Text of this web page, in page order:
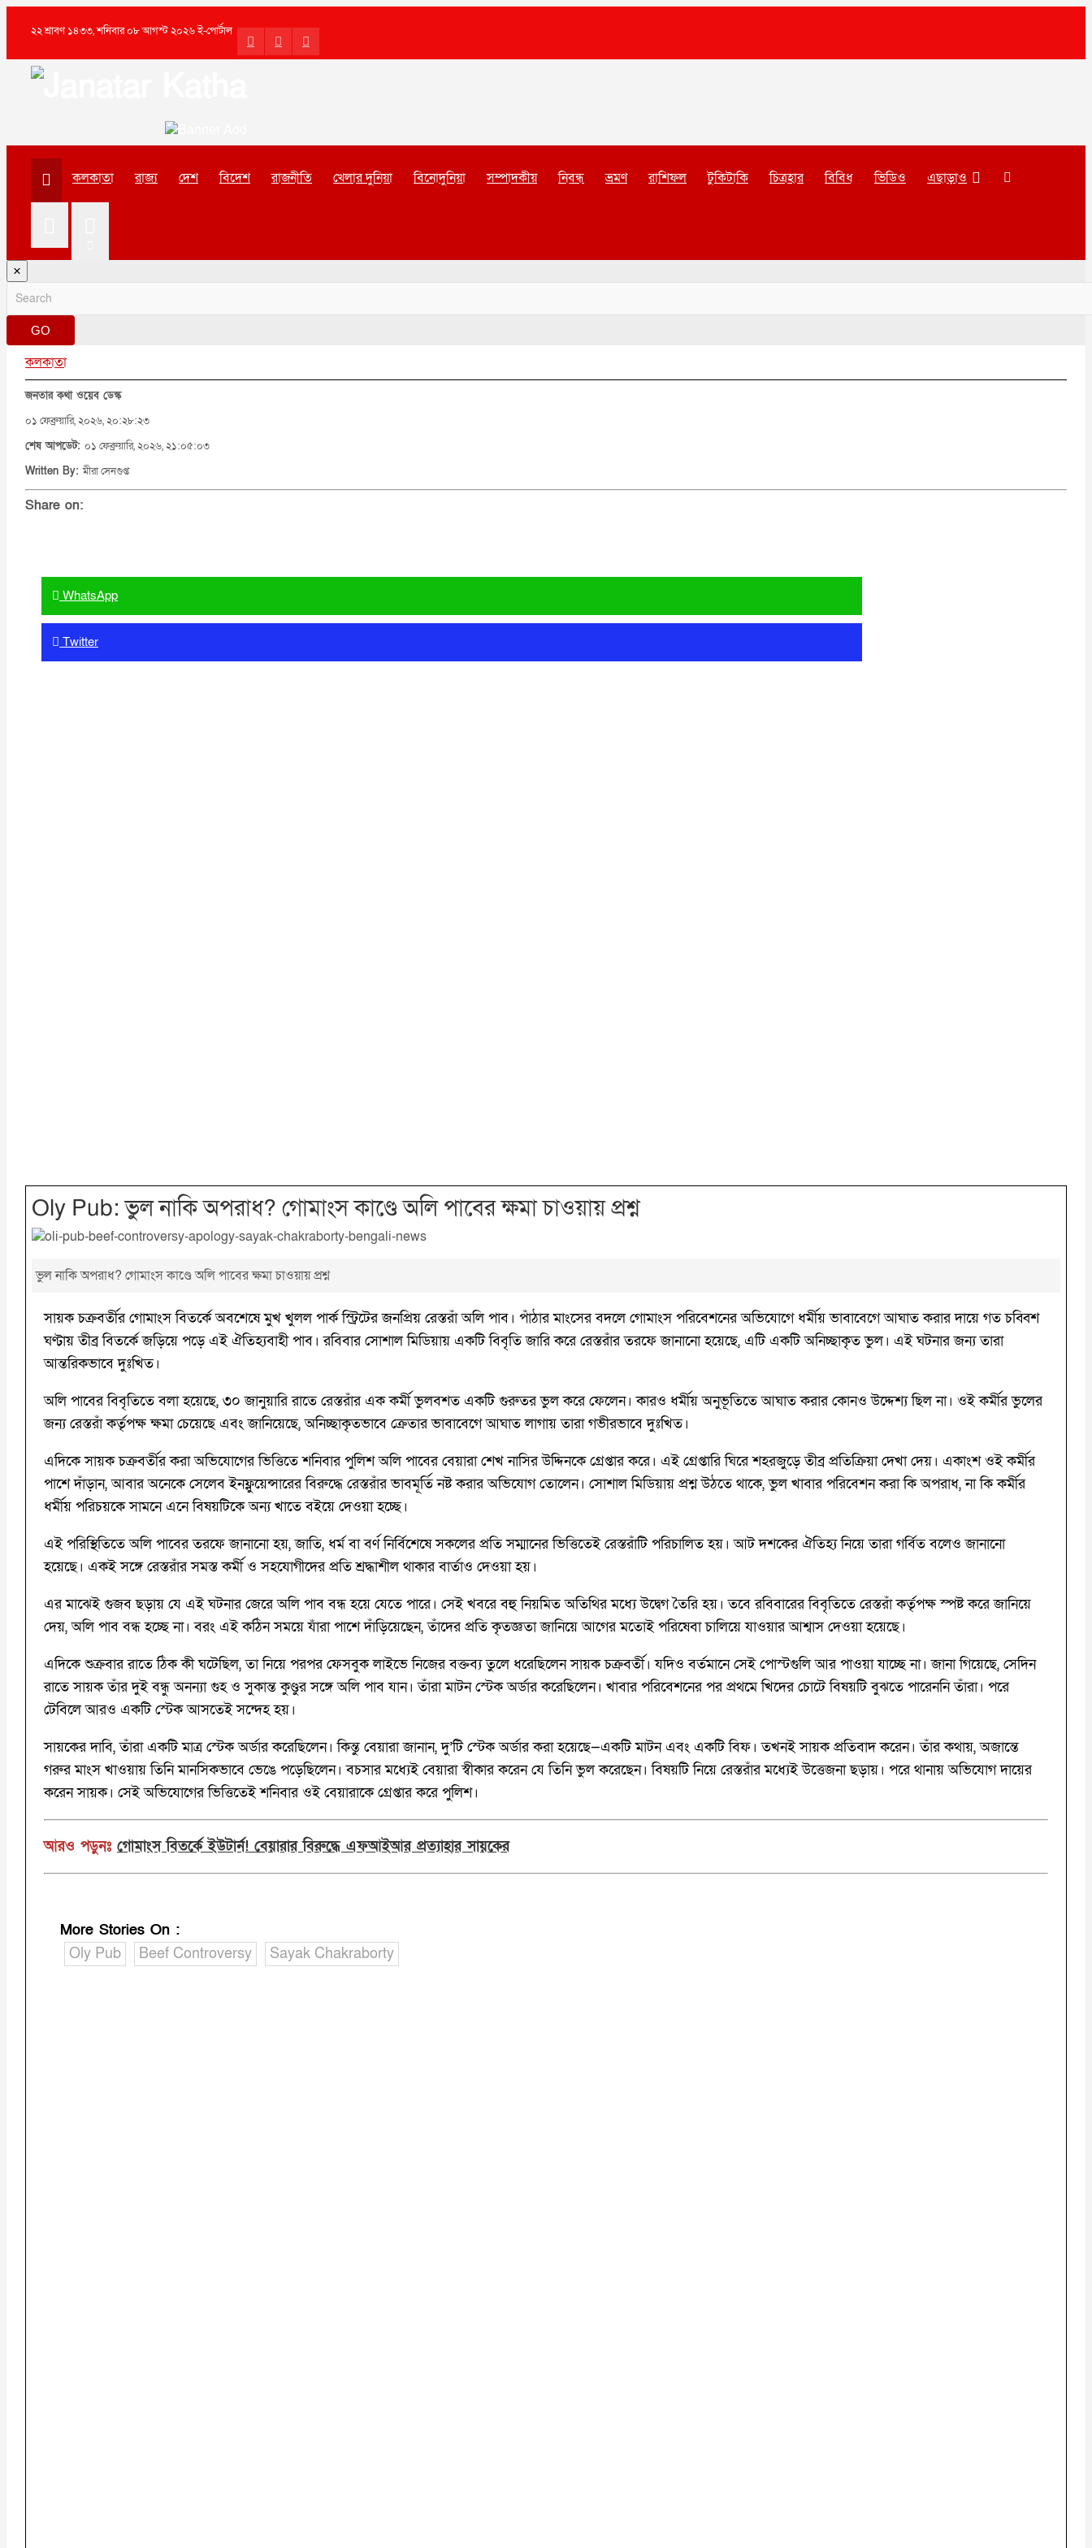
২২ শ্রাবণ ১৪৩৩, শনিবার ০৮ আগস্ট ২০২৬ ই-পোর্টাল
কলকাতা রাজ্য দেশ বিদেশ রাজনীতি খেলার দুনিয়া বিনোদুনিয়া সম্পাদকীয় নিবন্ধ ভ্রমণ রাশিফল টুকিটাকি চিত্রহার বিবিধ ভিডিও এছাড়াও
×
GO
কলকাতা
জনতার কথা ওয়েব ডেস্ক
০১ ফেব্রুয়ারি, ২০২৬, ২০:২৮:২৩
শেষ আপডেট: ০১ ফেব্রুয়ারি, ২০২৬, ২১:০৫:০৩
Written By:মীরা সেনগুপ্ত
Share on:
WhatsApp
Twitter
Oly Pub: ভুল নাকি অপরাধ? গোমাংস কাণ্ডে অলি পাবের ক্ষমা চাওয়ায় প্রশ্ন
ভুল নাকি অপরাধ? গোমাংস কাণ্ডে অলি পাবের ক্ষমা চাওয়ায় প্রশ্ন
সায়ক চক্রবর্তীর গোমাংস বিতর্কে অবশেষে মুখ খুলল পার্ক স্ট্রিটের জনপ্রিয় রেস্তরাঁ অলি পাব। পাঁঠার মাংসের বদলে গোমাংস পরিবেশনের অভিযোগে ধর্মীয় ভাবাবেগে আঘাত করার দায়ে গত চব্বিশ
ঘণ্টায় তীব্র বিতর্কে জড়িয়ে পড়ে এই ঐতিহ্যবাহী পাব। রবিবার সোশাল মিডিয়ায় একটি বিবৃতি জারি করে রেস্তরাঁর তরফে জানানো হয়েছে, এটি একটি অনিচ্ছাকৃত ভুল। এই ঘটনার জন্য তারা
আন্তরিকভাবে দুঃখিত।
অলি পাবের বিবৃতিতে বলা হয়েছে, ৩০ জানুয়ারি রাতে রেস্তরাঁর এক কর্মী ভুলবশত একটি গুরুতর ভুল করে ফেলেন। কারও ধর্মীয় অনুভূতিতে আঘাত করার কোনও উদ্দেশ্য ছিল না। ওই কর্মীর ভুলের
জন্য রেস্তরাঁ কর্তৃপক্ষ ক্ষমা চেয়েছে এবং জানিয়েছে, অনিচ্ছাকৃতভাবে ক্রেতার ভাবাবেগে আঘাত লাগায় তারা গভীরভাবে দুঃখিত।
এদিকে সায়ক চক্রবর্তীর করা অভিযোগের ভিত্তিতে শনিবার পুলিশ অলি পাবের বেয়ারা শেখ নাসির উদ্দিনকে গ্রেপ্তার করে। এই গ্রেপ্তারি ঘিরে শহরজুড়ে তীব্র প্রতিক্রিয়া দেখা দেয়। একাংশ ওই কর্মীর
পাশে দাঁড়ান, আবার অনেকে সেলেব ইনফ্লুয়েন্সারের বিরুদ্ধে রেস্তরাঁর ভাবমূর্তি নষ্ট করার অভিযোগ তোলেন। সোশাল মিডিয়ায় প্রশ্ন উঠতে থাকে, ভুল খাবার পরিবেশন করা কি অপরাধ, না কি কর্মীর
ধর্মীয় পরিচয়কে সামনে এনে বিষয়টিকে অন্য খাতে বইয়ে দেওয়া হচ্ছে।
এই পরিস্থিতিতে অলি পাবের তরফে জানানো হয়, জাতি, ধর্ম বা বর্ণ নির্বিশেষে সকলের প্রতি সম্মানের ভিত্তিতেই রেস্তরাঁটি পরিচালিত হয়। আট দশকের ঐতিহ্য নিয়ে তারা গর্বিত বলেও জানানো
হয়েছে। একই সঙ্গে রেস্তরাঁর সমস্ত কর্মী ও সহযোগীদের প্রতি শ্রদ্ধাশীল থাকার বার্তাও দেওয়া হয়।
এর মাঝেই গুজব ছড়ায় যে এই ঘটনার জেরে অলি পাব বন্ধ হয়ে যেতে পারে। সেই খবরে বহু নিয়মিত অতিথির মধ্যে উদ্বেগ তৈরি হয়। তবে রবিবারের বিবৃতিতে রেস্তরাঁ কর্তৃপক্ষ স্পষ্ট করে জানিয়ে
দেয়, অলি পাব বন্ধ হচ্ছে না। বরং এই কঠিন সময়ে যাঁরা পাশে দাঁড়িয়েছেন, তাঁদের প্রতি কৃতজ্ঞতা জানিয়ে আগের মতোই পরিষেবা চালিয়ে যাওয়ার আশ্বাস দেওয়া হয়েছে।
এদিকে শুক্রবার রাতে ঠিক কী ঘটেছিল, তা নিয়ে পরপর ফেসবুক লাইভে নিজের বক্তব্য তুলে ধরেছিলেন সায়ক চক্রবর্তী। যদিও বর্তমানে সেই পোস্টগুলি আর পাওয়া যাচ্ছে না। জানা গিয়েছে, সেদিন
রাতে সায়ক তাঁর দুই বন্ধু অনন্যা গুহ ও সুকান্ত কুণ্ডুর সঙ্গে অলি পাব যান। তাঁরা মাটন স্টেক অর্ডার করেছিলেন। খাবার পরিবেশনের পর প্রথমে খিদের চোটে বিষয়টি বুঝতে পারেননি তাঁরা। পরে
টেবিলে আরও একটি স্টেক আসতেই সন্দেহ হয়।
সায়কের দাবি, তাঁরা একটি মাত্র স্টেক অর্ডার করেছিলেন। কিন্তু বেয়ারা জানান, দু’টি স্টেক অর্ডার করা হয়েছে—একটি মাটন এবং একটি বিফ। তখনই সায়ক প্রতিবাদ করেন। তাঁর কথায়, অজান্তে
গরুর মাংস খাওয়ায় তিনি মানসিকভাবে ভেঙে পড়েছিলেন। বচসার মধ্যেই বেয়ারা স্বীকার করেন যে তিনি ভুল করেছেন। বিষয়টি নিয়ে রেস্তরাঁর মধ্যেই উত্তেজনা ছড়ায়। পরে থানায় অভিযোগ দায়ের
করেন সায়ক। সেই অভিযোগের ভিত্তিতেই শনিবার ওই বেয়ারাকে গ্রেপ্তার করে পুলিশ।
আরও পড়ুনঃ গোমাংস বিতর্কে ইউটার্ন! বেয়ারার বিরুদ্ধে এফআইআর প্রত্যাহার সায়কের
More Stories On :
Oly Pub
Beef Controversy Sayak Chakraborty